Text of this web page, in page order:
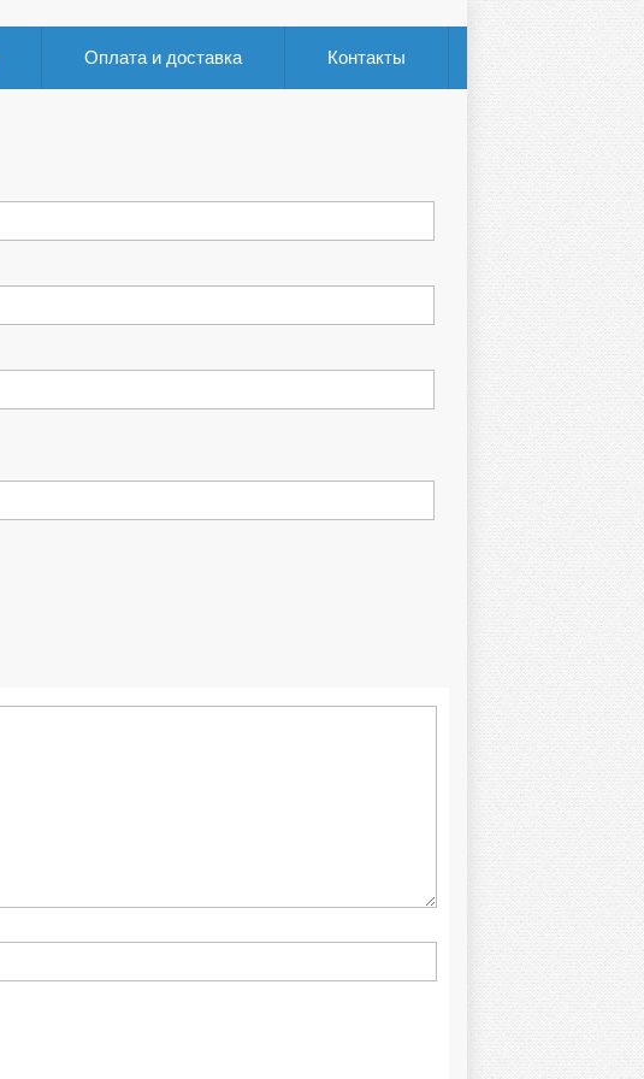
Оплата и доставка Контакты